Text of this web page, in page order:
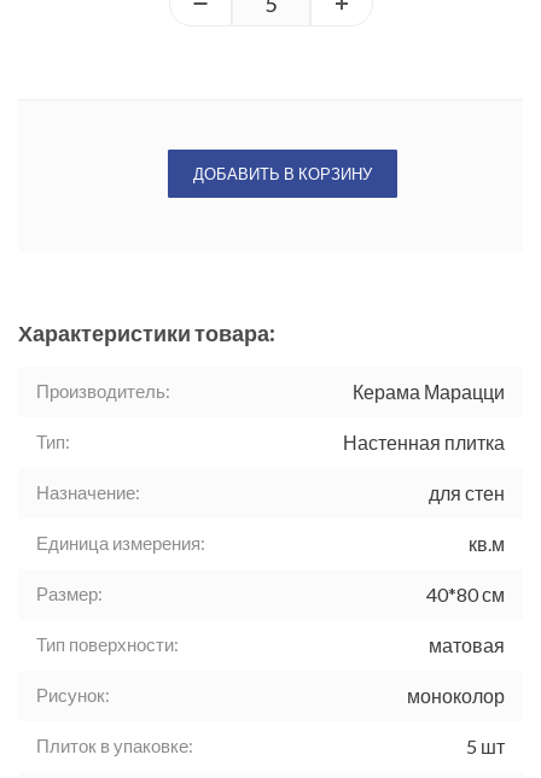
ДОБАВИТЬ В КОРЗИНУ
Характеристики товара:
Производитель: Керама Марацци
Тип: Настенная плитка
Назначение: для стен
Единица измерения: кв.м
Размер: 40*80 см
Тип поверхности: матовая
Рисунок: моноколор
Плиток в упаковке: 5 шт